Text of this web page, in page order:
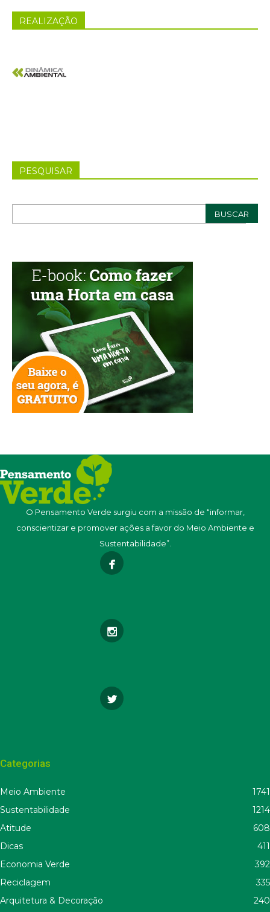
REALIZAÇÃO
PESQUISAR
O Pensamento Verde surgiu com a missão de “informar,
conscientizar e promover ações a favor do Meio Ambiente e
Sustentabilidade”.
Categorias
Meio Ambiente
1741
Sustentabilidade
1214
Atitude
608
Dicas
411
Economia Verde
392
Reciclagem
335
Arquitetura & Decoração
240